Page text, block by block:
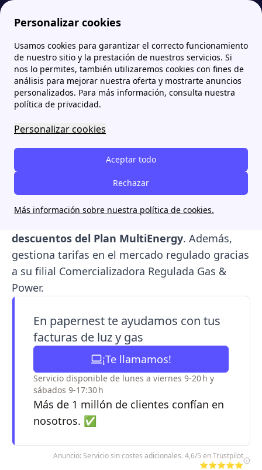
Personalizar cookies
Usamos cookies para garantizar el correcto funcionamiento
de nuestro sitio y la prestación de nuestros servicios. Si
nos lo permites, también utilizaremos cookies con fines de
análisis para mejorar nuestra oferta y mostrarte anuncios
personalizados. Para más información, consulta nuestra
política de privacidad.
Personalizar cookies
Aceptar todo
Rechazar
Más información sobre nuestra política de cookies.
Papernest.es Comercializadoras Naturgy: Tarifas de luz y gas, Plan MultiEnergy, Teléfonos Gratuitos y Opiniones
Naturgy: Tarifas de luz y
gas, Plan MultiEnergy,
Teléfonos Gratuitos y
Opiniones
Naturgy es una de las principales opciones del
mercado energético español, con
millones de clientes. Destaca por sus tarifas
descuentos del Plan MultiEnergy. Además,
gestiona tarifas en el mercado regulado gracias
a su filial Comercializadora Regulada Gas &
Power.
En papernest te ayudamos con tus
facturas de luz y gas
¡Te llamamos!
Servicio disponible de lunes a viernes 9-20 h y
sábados 9-17:30 h
Más de 1 millón de clientes confían en
nosotros. ✅
Anuncio: Servicio sin costes adicionales. 4,6/5 en Trustpilot
⭐⭐⭐⭐⭐